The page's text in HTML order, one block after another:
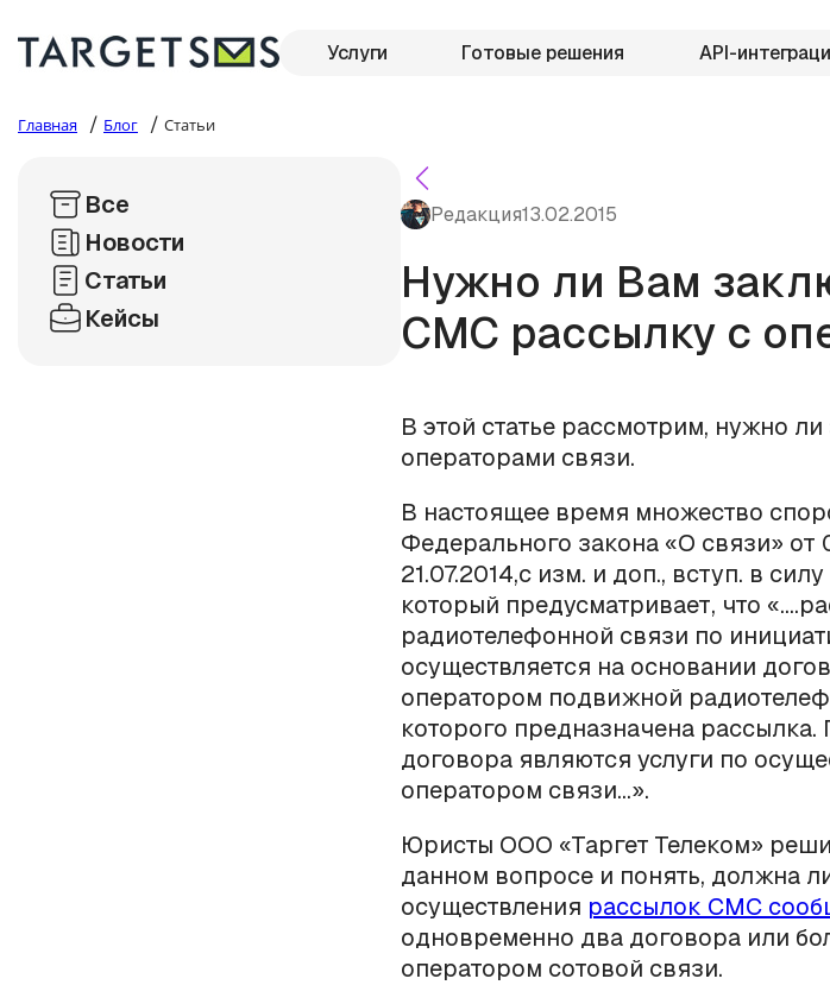
Услуги Готовые решения API-
Главная / Блог / Статьи
Все
Новости
Статьи
Кейсы
Редакция13.02.2015
Нужно ли Вам
СМС рассылку с
В этой статье рассмотрим, нужно
операторами связи.
В настоящее время множество
Федерального закона «О связи» от
21.07.2014,с изм. и доп., вступ. в
который предусматривает, что
радиотелефонной связи по
осуществляется на основании
оператором подвижной
которого предназначена
договора являются услуги по
оператором связи…».
Юристы ООО «Таргет Телеком»
данном вопросе и понять, должна
осуществления рассылок СМС
одновременно два договора или
оператором сотовой связи.